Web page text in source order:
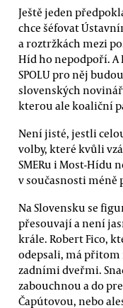
Ještě jeden
chce šéfovat
a roztržkách mezi
Híd ho nepodpoří.
SPOLU pro něj
slovenských
kterou ale koaliční
Není jisté, jestli
volby, které kvůli
SMERu i Most-Hídu
v současnosti méně
Na Slovensku se
přesouvají a není
krále. Robert Fico,
odepsali, má přitom
zadními dveřmi.
zabouchnou a do
Čapútovou, nebo